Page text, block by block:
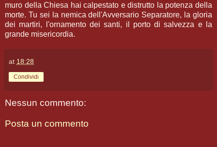
muro della Chiesa hai calpestato e distrutto la potenza della
morte. Tu sei la nemica dell'Avversario Separatore, la gloria
dei martiri, l'ornamento dei santi, il porto di salvezza e la
grande misericordia.
at 18:28
Condividi
Nessun commento:
Posta un commento